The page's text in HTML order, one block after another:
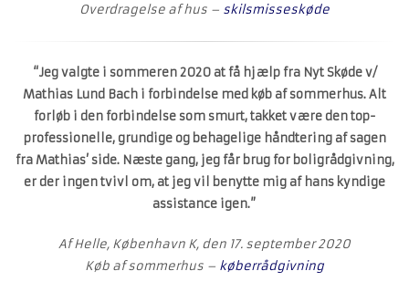
Overdragelse af hus – skilsmisseskøde
“Jeg valgte i sommeren 2020 at få hjælp fra Nyt Skøde v/
Mathias Lund Bach i forbindelse med køb af sommerhus. Alt
forløb i den forbindelse som smurt, takket være den top-
professionelle, grundige og behagelige håndtering af sagen
fra Mathias’ side. Næste gang, jeg får brug for boligrådgivning,
er der ingen tvivl om, at jeg vil benytte mig af hans kyndige
assistance igen.”
Af Helle, København K, den 17. september 2020
Køb af sommerhus – køberrådgivning